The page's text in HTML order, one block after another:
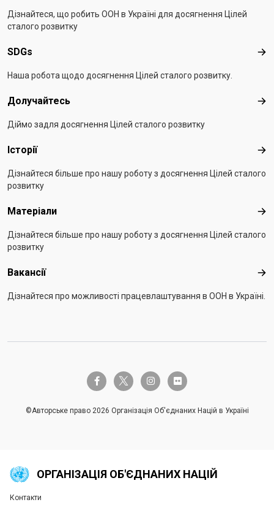
Дізнайтеся, що робить ООН в Україні для досягнення Цілей
сталого розвитку
SDGs
Наша робота щодо досягнення Цілей сталого розвитку.
Долучайтесь
Діймо задля досягнення Цілей сталого розвитку
Історії
Дізнайтеся більше про нашу роботу з досягнення Цілей сталого
розвитку
Матеріали
Дізнайтеся більше про нашу роботу з досягнення Цілей сталого
розвитку
Вакансії
Дізнайтеся про можливості працевлаштування в ООН в Україні.
facebook-ftwitter-x instagramflickr
©Авторське право 2026 Організація Об'єднаних Націй в Україні
ОРГАНІЗАЦІЯ ОБ'ЄДНАНИХ НАЦІЙ
Global U.N. menu
Контакти